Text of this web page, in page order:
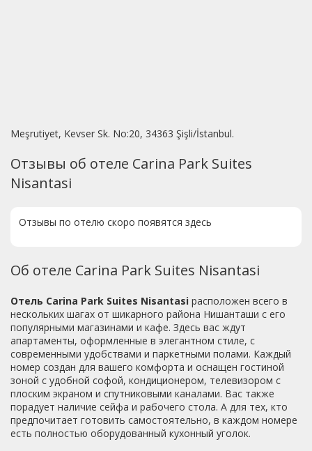
Meşrutiyet, Kevser Sk. No:20, 34363 Şişli/İstanbul.
Отзывы об отеле Carina Park Suites
Nisantasi
Отзывы по отелю скоро появятся здесь
Об отеле Carina Park Suites Nisantasi
Отель Carina Park Suites Nisantasi расположен всего в
нескольких шагах от шикарного района Нишанташи с его
популярными магазинами и кафе. Здесь вас ждут
апартаменты, оформленные в элегантном стиле, с
современными удобствами и паркетными полами. Каждый
номер создан для вашего комфорта и оснащен гостиной
зоной с удобной софой, кондиционером, телевизором с
плоским экраном и спутниковыми каналами. Вас также
порадует наличие сейфа и рабочего стола. А для тех, кто
предпочитает готовить самостоятельно, в каждом номере
есть полностью оборудованный кухонный уголок.